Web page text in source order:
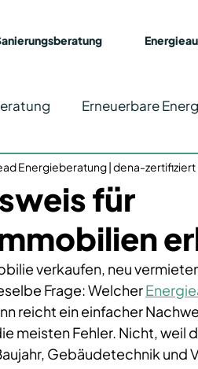
Erneuerbare
für
Energieberatung | dena-
verkaufen, neu
Frage: Welcher
reicht ein einfacher
meisten Fehler. Nicht, weil
Gebäudetechnik